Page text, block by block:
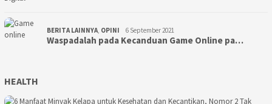
BERITA LAINNYA, OPINI 6 September 2021
Waspadalah pada Kecanduan Game Online pa…
HEALTH